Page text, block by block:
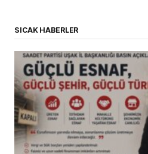
SICAK HABERLER